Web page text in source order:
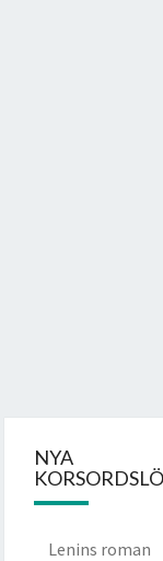
NYA
Lenins roman